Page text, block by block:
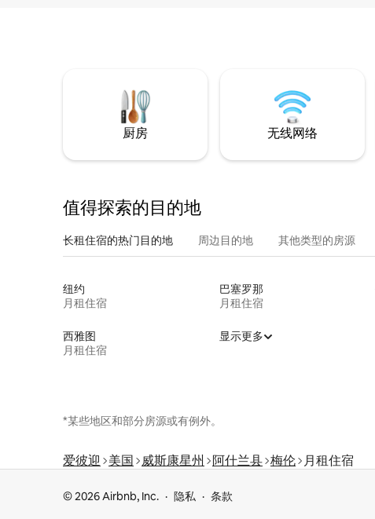
厨房 无线网络
值得探索的目的地
长租住宿的热门目的地 周边目的地 其他类型的房源
纽约
月租住宿
巴塞罗那
月租住宿
西雅图
月租住宿
显示更多
*某些地区和部分房源或有例外。
爱彼迎 美国 威斯康星州 阿什兰县 梅伦 月租住宿
© 2026 Airbnb, Inc. 隐私 条款